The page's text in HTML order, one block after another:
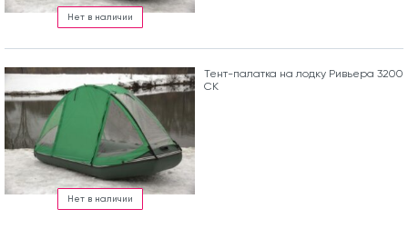
Нет в наличии
Нет в наличии
Тент-палатка на лодку Ривьера 3200
СК